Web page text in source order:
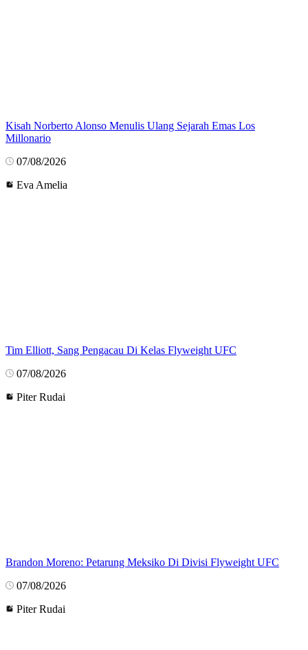
Kisah Norberto Alonso Menulis Ulang Sejarah Emas Los
Millonario
07/08/2026
Eva Amelia
Tim Elliott, Sang Pengacau Di Kelas Flyweight UFC
07/08/2026
Piter Rudai
Brandon Moreno: Petarung Meksiko Di Divisi Flyweight UFC
07/08/2026
Piter Rudai